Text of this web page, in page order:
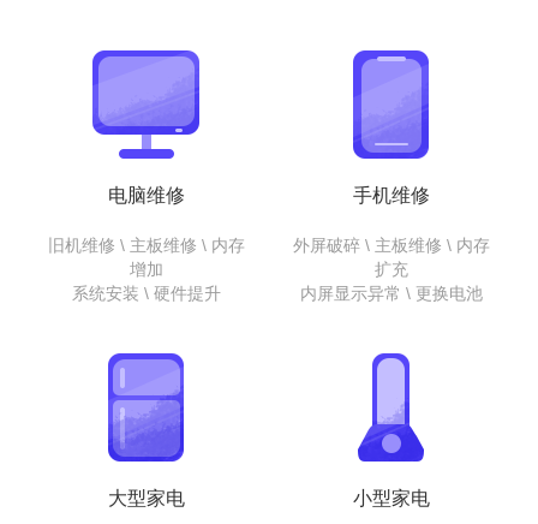
电脑维修
旧机维修 \ 主板维修 \ 内存
增加
系统安装 \ 硬件提升
手机维修
外屏破碎 \ 主板维修 \ 内存
扩充
内屏显示异常 \ 更换电池
大型家电 小型家电